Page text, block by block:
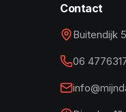
Contact
Buitendijk
06